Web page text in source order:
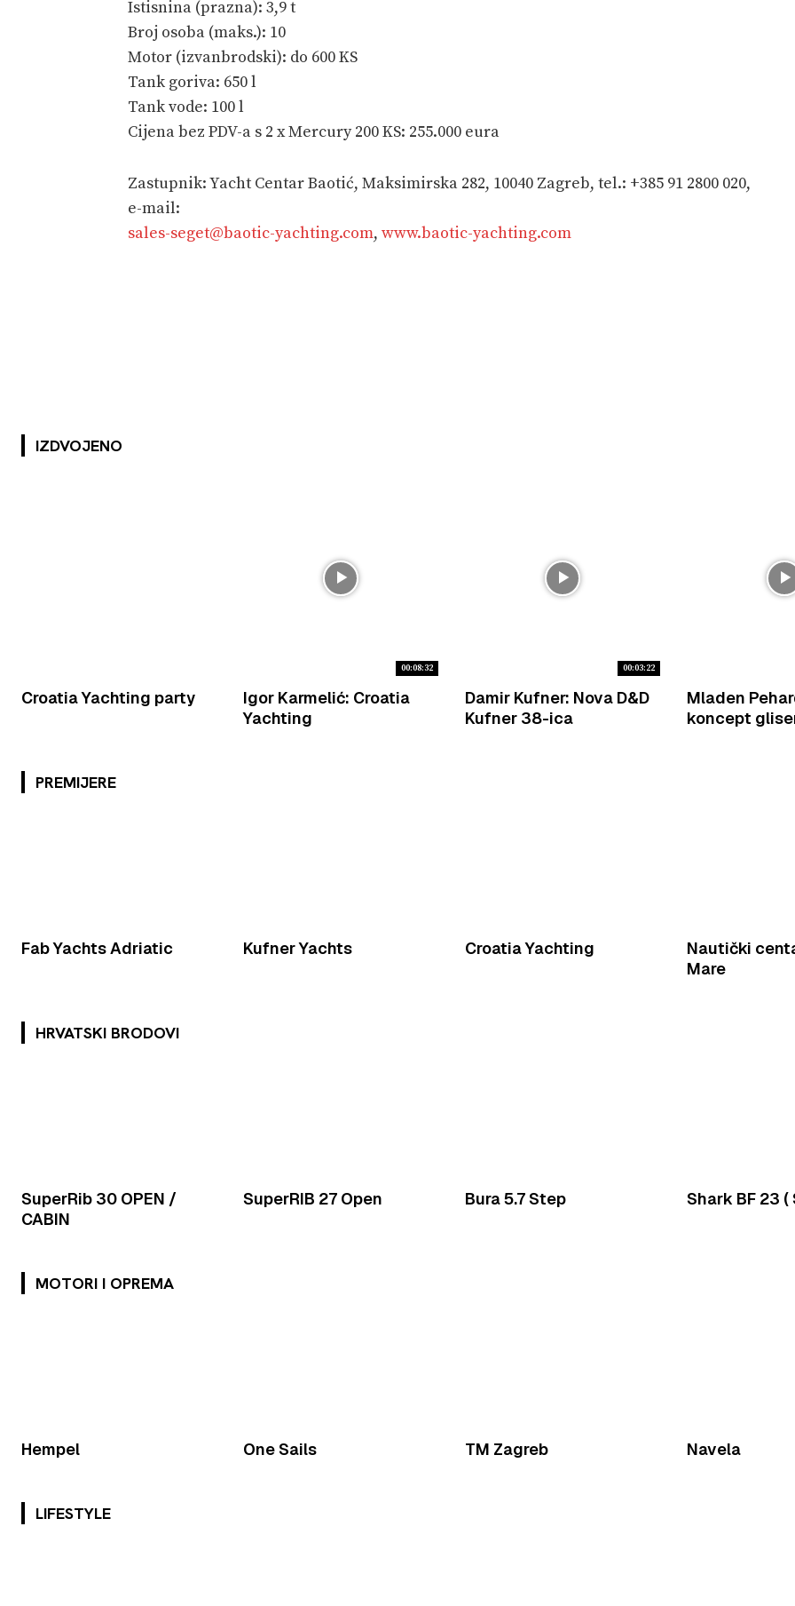
Istisnina (prazna): 3,9 t
Broj osoba (maks.): 10
Motor (izvanbrodski): do 600 KS
Tank goriva: 650 l
Tank vode: 100 l
Cijena bez PDV-a s 2 x Mercury 200 KS: 255.000 eura
Zastupnik: Yacht Centar Baotić, Maksimirska 282, 10040 Zagreb, tel.: +385 91 2800 020,
e-mail:
sales-seget@baotic-yachting.com, www.baotic-yachting.com
IZDVOJENO
Croatia Yachting party
00:08:32
Igor Karmelić: Croatia
Yachting
00:03:22
Damir Kufner: Nova D&D
Kufner 38-ica
Mladen
koncept
PREMIJERE
Fab Yachts Adriatic Kufner Yachts Croatia Yachting
Nautički
Mare
HRVATSKI BRODOVI
SuperRib 30 OPEN /
CABIN
SuperRIB 27 Open Bura 5.7 Step Shark BF 23 (
MOTORI I OPREMA
Hempel One Sails TM Zagreb Navela
LIFESTYLE